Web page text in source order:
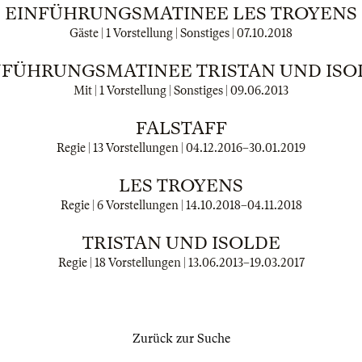
EINFÜHRUNGSMATINEE LES TROYENS
Gäste | 1 Vorstellung | Sonstiges | 07.10.2018
TRISTAN UND
Mit | 1 Vorstellung | Sonstiges | 09.06.2013
FALSTAFF
Regie | 13 Vorstellungen | 04.12.2016–30.01.2019
LES TROYENS
Regie | 6 Vorstellungen | 14.10.2018–04.11.2018
TRISTAN UND ISOLDE
Regie | 18 Vorstellungen | 13.06.2013–19.03.2017
Zurück zur Suche